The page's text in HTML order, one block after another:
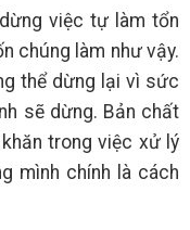
việc tự làm tổn
chúng làm như vậy.
thể dừng lại vì sức
sẽ dừng. Bản chất
trong việc xử lý
mình chính là cách